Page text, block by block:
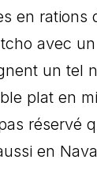
en rations
avec un
un tel
plat en
réservé
en